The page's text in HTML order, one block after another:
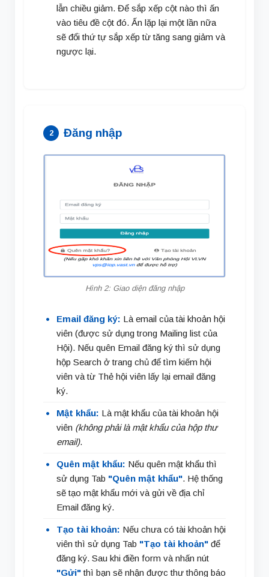
lẫn chiều giảm. Để sắp xếp cột nào thì ấn
vào tiêu đề cột đó. Ấn lặp lại một lần nữa
sẽ đổi thứ tự sắp xếp từ tăng sang giảm và
ngược lại.
2 Đăng nhập
Hình 2: Giao diện đăng nhập
Email đăng ký: Là email của tài khoản hội
viên (được sử dụng trong Mailing list của
Hội). Nếu quên Email đăng ký thì sử dụng
hộp Search ở trang chủ để tìm kiếm hội
viên và từ Thẻ hội viên lấy lại email đăng
ký.
Mật khẩu: Là mật khẩu của tài khoản hội
viên (không phải là mật khẩu của hộp thư
email).
Quên mật khẩu: Nếu quên mật khẩu thì
sử dụng Tab "Quên mật khẩu". Hệ thống
sẽ tạo mật khẩu mới và gửi về địa chỉ
Email đăng ký.
Tạo tài khoản: Nếu chưa có tài khoản hội
viên thì sử dụng Tab "Tạo tài khoản" để
đăng ký. Sau khi điền form và nhấn nút
"Gửi"thì bạn sẽ nhận được thư thông báo